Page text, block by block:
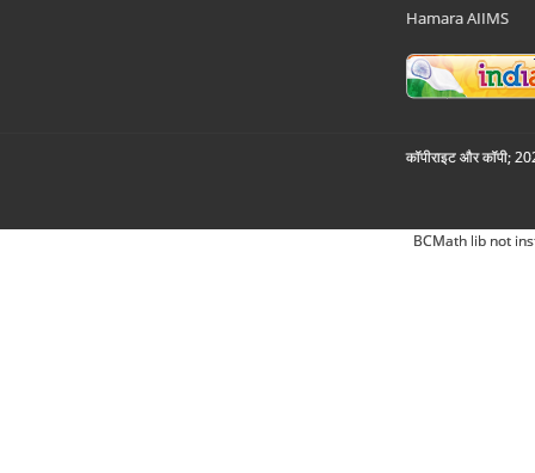
Hamara AIIMS
कॉपीराइट और कॉपी;
BCMath lib not